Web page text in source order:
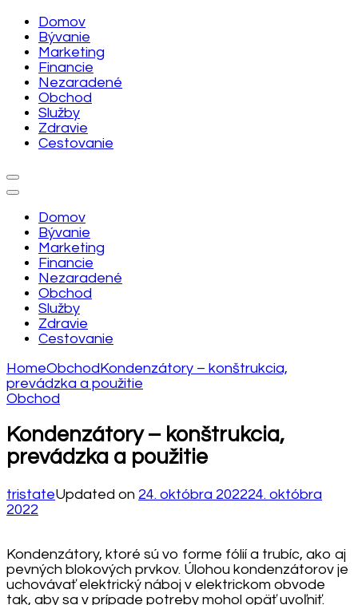
Skip
content
(Press
Enter)
Domov
Bývanie
Marketing
Financie
Nezaradené
Obchod
Služby
Zdravie
Cestovanie
Domov
Bývanie
Marketing
Financie
Nezaradené
Obchod
Služby
Zdravie
Cestovanie
HomeObchodKondenzátory – konštrukcia,
prevádzka a použitie
Obchod
Kondenzátory – konštrukcia,
prevádzka a použitie
tristateUpdated on 24. októbra 202224. októbra
2022
Kondenzátory, ktoré sú vo forme fólií a trubíc, ako aj
pevných blokových prvkov. Úlohou kondenzátorov je
uchovávať elektrický náboj v elektrickom obvode
tak, aby sa v prípade potreby mohol opäť uvoľniť.